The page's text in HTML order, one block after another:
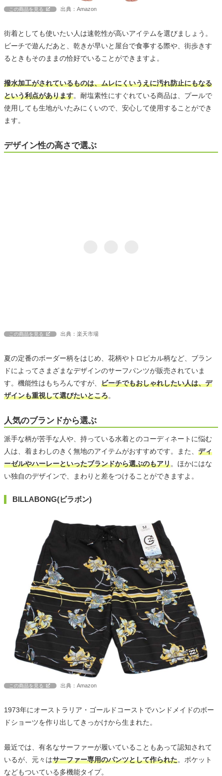
この商品を見る 出典：Amazon
街着としても使いたい人は速乾性が高いアイテムを選びましょう。
ビーチで遊んだあと、乾きが早いと屋台で食事する際や、街歩きす
るときもそのままの恰好でいることができますよ。
撥水加工がされているものは、ムレにくいうえに汚れ防止にもなる
という利点があります。耐塩素性にすぐれている商品は、プールで
使用しても生地がいたみにくいので、安心して使用することができ
ます。
デザイン性の高さで選ぶ
この商品を見る 出典：楽天市場
夏の定番のボーダー柄をはじめ、花柄やトロピカル柄など、ブラン
ドによってさまざまなデザインのサーフパンツが販売されていま
す。機能性はもちろんですが、 ビーチでもおしゃれしたい人は、デ
ザインも重視して選びたいところ。
人気のブランドから選ぶ
派手な柄が苦手な人や、持っている水着とのコーディネートに悩む
人は、着まわしのきく無地のアイテムがおすすめです。また、 ディ
ーゼルやハーレーといったブランドから選ぶのもアリ。ほかにはな
い独自のデザインで、まわりと差をつけることができますよ。
BILLABONG(ビラボン)
この商品を見る 出典：Amazon
1973年にオーストラリア・ゴールドコーストでハンドメイドのボー
ドショーツを作り出してきっかけから生まれた。
最近では、有名なサーファーが履いていることもあって認知されて
いるが、元々はサーファー専用のパンツとして作られた。ポケット
などもついている多機能タイプ。